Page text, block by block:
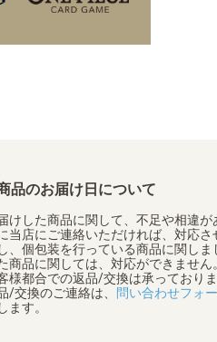
品のお届け日について
けした商品に関して、不足や相違が
当店にご連絡いただければ、対応さ
、個包装を行っている商品に関し
商品に関しては、対応ができません。
様都合での返品/交換は承っておりま
/交換のご連絡は、
問い合わせフォ
ます。